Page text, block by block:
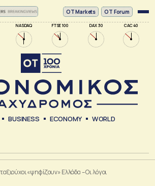
NASDAQ FTSE 100 DAX 30 CAC 40
ΟΤ Markets OT Forum
BUSINESS ECONOMY WORLD
«ψηφίζουν» Ελλάδα – Οι λόγοι